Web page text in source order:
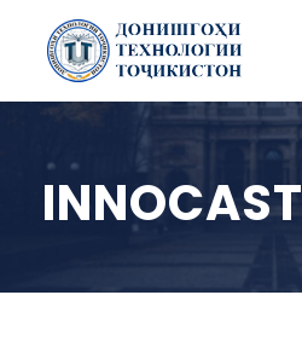
INNOCAST